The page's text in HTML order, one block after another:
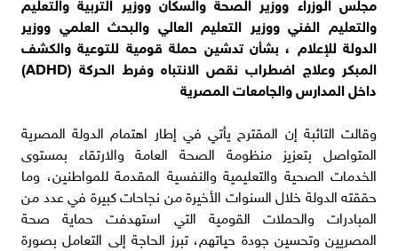
والتعليم الفني ووزير التعليم العالي والبحث العلمي ووزير
الدولة للإعلام ، بشأن تدشين حملة قومية للتوعية والكشف
المبكر وعلاج اضطراب نقص الانتباه وفرط الحركة (ADHD)
داخل المدارس والجامعات المصرية
وقالت التائبة إن المقترح يأتي في إطار اهتمام الدولة المصرية
المتواصل بتعزيز منظومة الصحة العامة والارتقاء بمستوى
الخدمات الصحية والتعليمية والنفسية المقدمة للمواطنين، وما
حققته الدولة خلال السنوات الأخيرة من نجاحات كبيرة في عدد من
المبادرات والحملات القومية التي استهدفت حماية صحة
المصريين وتحسين جودة حياتهم، تبرز الحاجة إلى التعامل بصورة